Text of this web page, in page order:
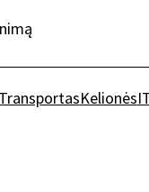
TransportasKelionės